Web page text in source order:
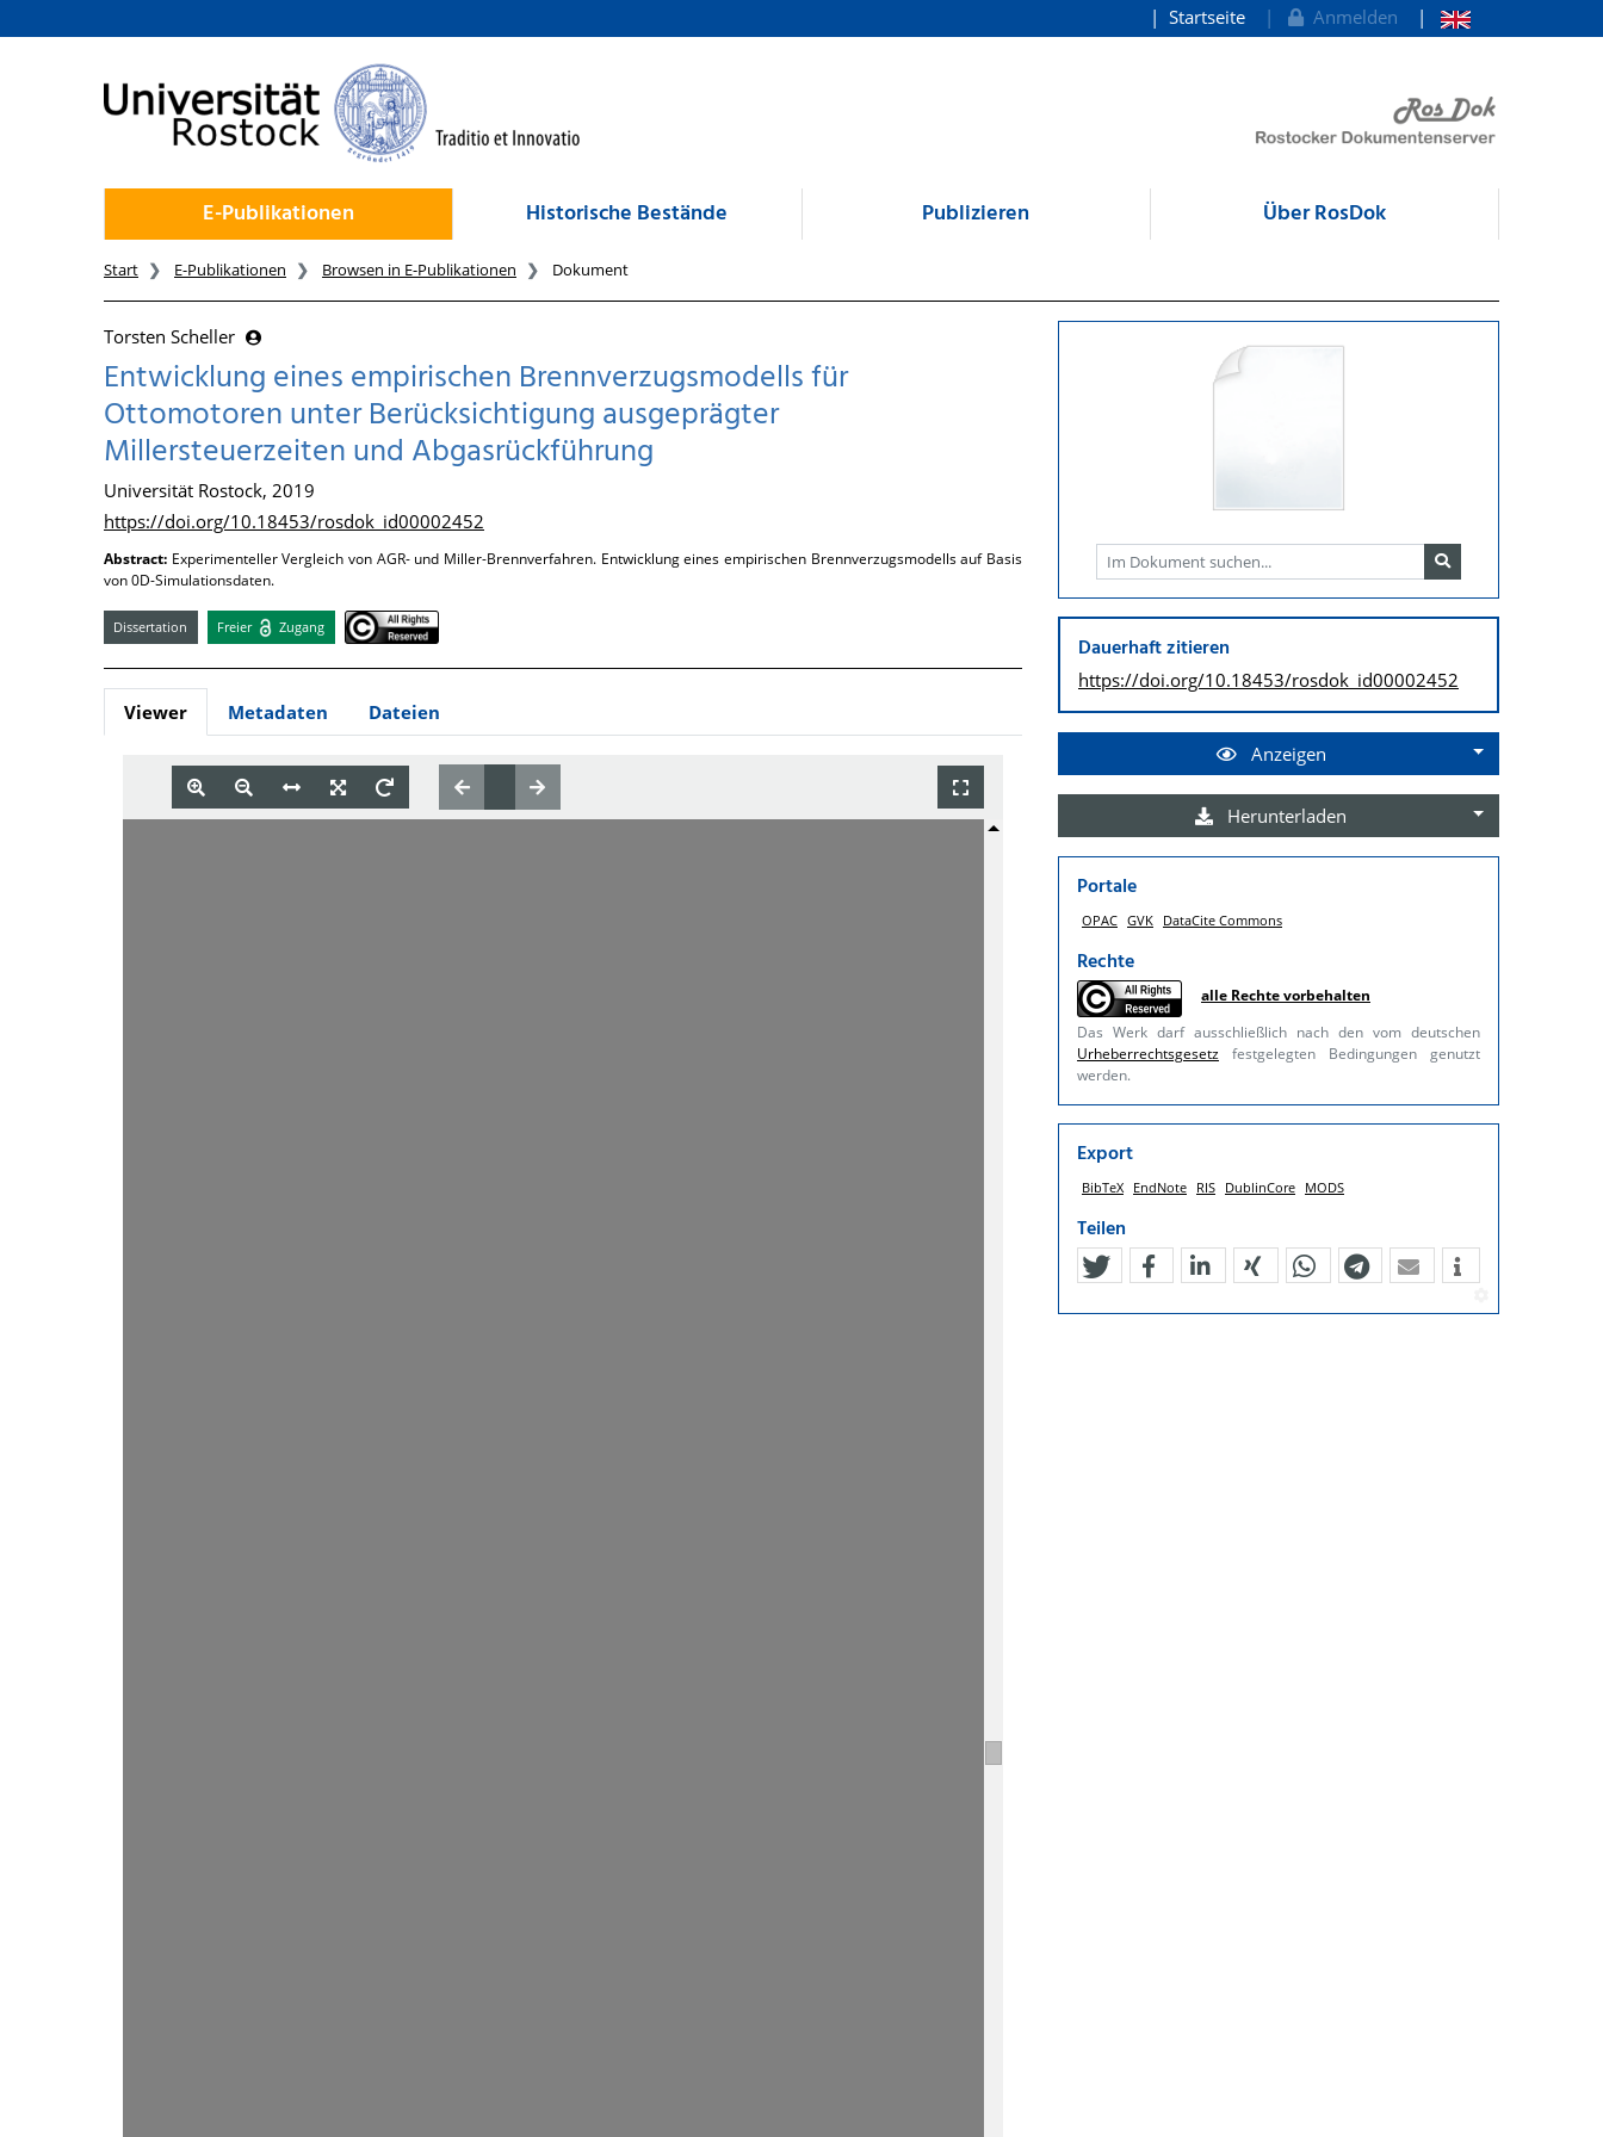
zum Inhalt
Startseite Anmelden
E-Publikationen Historische Bestände Publizieren Über RosDok
Start E-Publikationen Browsen in E-Publikationen Dokument
Torsten Scheller
Entwicklung eines empirischen Brennverzugsmodells für
Ottomotoren unter Berücksichtigung ausgeprägter
Millersteuerzeiten und Abgasrückführung
Universität Rostock, 2019
https://doi.org/10.18453/rosdok_id00002452
Abstract: Experimenteller Vergleich von AGR- und Miller-Brennverfahren. Entwicklung eines empirischen Brennverzugsmodells auf Basis
von 0D-Simulationsdaten.
Dissertation Freier Zugang
Viewer Metadaten Dateien
Dauerhaft zitieren
https://doi.org/10.18453/rosdok_id00002452
Anzeigen
Herunterladen
Portale
OPAC GVK DataCite Commons
Rechte
alle Rechte vorbehalten
Das Werk darf ausschließlich nach den vom deutschen
Urheberrechtsgesetz festgelegten Bedingungen genutzt
werden.
Export
BibTeX EndNote RIS DublinCore MODS
Teilen